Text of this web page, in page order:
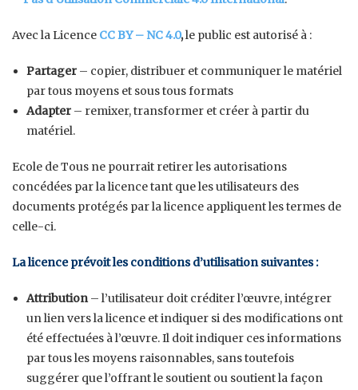
Avec la Licence CC BY – NC 4.0,le public est autorisé à :
Partager– copier, distribuer et communiquer le matériel
par tous moyens et sous tous formats
Adapter– remixer, transformer et créer à partir du
matériel.
Ecole de Tous ne pourrait retirer les autorisations
concédées par la licence tant que les utilisateurs des
documents protégés par la licence appliquent les termes de
celle-ci.
La licence prévoit les conditions d’utilisation suivantes :
Attribution– l’utilisateur doit créditer l’œuvre, intégrer
un lien vers la licence et indiquer si des modifications ont
été effectuées à l’œuvre. Il doit indiquer ces informations
par tous les moyens raisonnables, sans toutefois
suggérer que l’offrant le soutient ou soutient la façon